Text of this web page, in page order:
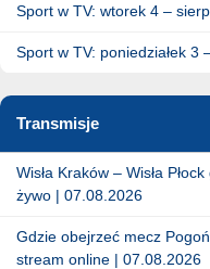
Sport w TV: wtorek 4 –
Sport w TV: poniedziałek 3
Transmisje
Wisła Kraków – Wisła
żywo | 07.08.2026
Gdzie obejrzeć mecz
stream online | 07.08.2026